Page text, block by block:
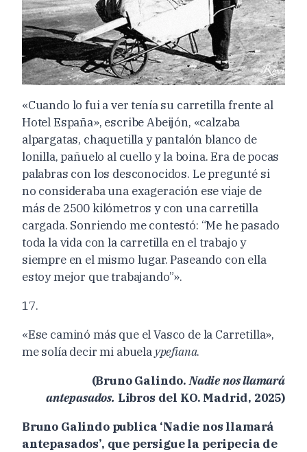
«Cuando lo fui a ver tenía su carretilla frente al
Hotel España», escribe Abeijón, «calzaba
alpargatas, chaquetilla y pantalón blanco de
lonilla, pañuelo al cuello y la boina. Era de pocas
palabras con los desconocidos. Le pregunté si
no consideraba una exageración ese viaje de
más de 2500 kilómetros y con una carretilla
cargada. Sonriendo me contestó: “Me he pasado
toda la vida con la carretilla en el trabajo y
siempre en el mismo lugar. Paseando con ella
estoy mejor que trabajando”».
17.
«Ese caminó más que el Vasco de la Carretilla»,
me solía decir mi abuela ypefiana.
(Bruno Galindo.Nadie nos llamará
antepasados. Libros del KO. Madrid, 2025)
Bruno Galindo publica ‘Nadie nos llamará
antepasados’, que persigue la peripecia de